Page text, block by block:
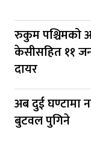
रुकुम पश्चिमको
केसीसहित ११
दायर
अब दुई घण्टामा
बुटवल पुगिने